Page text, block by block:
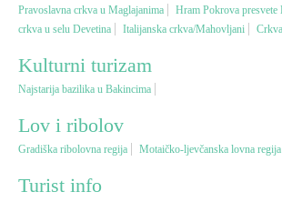
Eko turizam
Kulturni turizam
Pravoslavna crkva u Maglajanima Hram Pokrova presvete
crkva u selu Devetina
Italijanska crkva/Mahovljani
Kulturni turizam
Najstarija bazilika u Bakincima
Lov i ribolov
Gradiška ribolovna regija Motaičko-ljevčanska lovna regija
Turist info